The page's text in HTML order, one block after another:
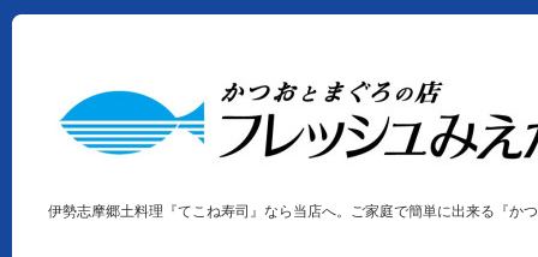
伊勢志摩郷土料理『てこね寿司』なら当店へ。ご家庭で簡単に出来る『か